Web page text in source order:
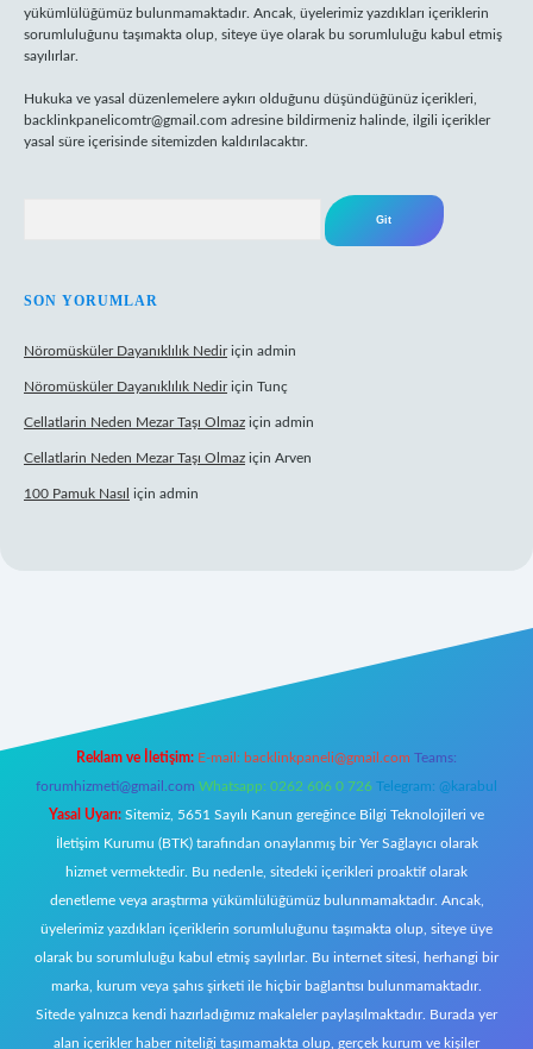
yükümlülüğümüz bulunmamaktadır. Ancak, üyelerimiz yazdıkları içeriklerin
sorumluluğunu taşımakta olup, siteye üye olarak bu sorumluluğu kabul etmiş
sayılırlar.
Hukuka ve yasal düzenlemelere aykırı olduğunu düşündüğünüz içerikleri,
backlinkpanelicomtr@gmail.com adresine bildirmeniz halinde, ilgili içerikler
yasal süre içerisinde sitemizden kaldırılacaktır.
SON YORUMLAR
Nöromüsküler Dayanıklılık Nediriçin admin
Nöromüsküler Dayanıklılık Nediriçin Tunç
Cellatlarin Neden Mezar Taşı Olmaz için admin
Cellatlarin Neden Mezar Taşı Olmaz için Arven
100 Pamuk Nasıl için admin
Reklam ve İletişim: E-mail: backlinkpaneli@gmail.com Teams:
forumhizmeti@gmail.com Whatsapp: 0262 606 0 726 Telegram: @karabul
Yasal Uyarı: Sitemiz, 5651 Sayılı Kanun gereğince Bilgi Teknolojileri ve
İletişim Kurumu (BTK) tarafından onaylanmış bir Yer Sağlayıcı olarak
hizmet vermektedir. Bu nedenle, sitedeki içerikleri proaktif olarak
denetleme veya araştırma yükümlülüğümüz bulunmamaktadır. Ancak,
üyelerimiz yazdıkları içeriklerin sorumluluğunu taşımakta olup, siteye üye
olarak bu sorumluluğu kabul etmiş sayılırlar. Bu internet sitesi, herhangi bir
marka, kurum veya şahıs şirketi ile hiçbir bağlantısı bulunmamaktadır.
Sitede yalnızca kendi hazırladığımız makaleler paylaşılmaktadır. Burada yer
alan içerikler haber niteliği taşımamakta olup, gerçek kurum ve kişiler